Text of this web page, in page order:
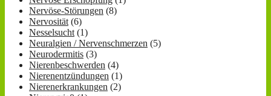
Nervöse-Störungen (8)
Nervosität (6)
Nesselsucht (1)
Neuralgien / Nervenschmerzen (5)
Neurodermitis (3)
Nierenbeschwerden (4)
Nierenentzündungen (1)
Nierenerkrankungen (2)